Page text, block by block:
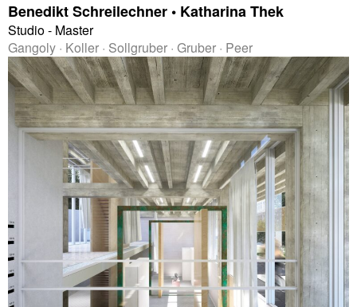
Benedikt Schreilechner • Katharina Thek
Studio - Master
Gangoly · Koller · Sollgruber · Gruber · Peer